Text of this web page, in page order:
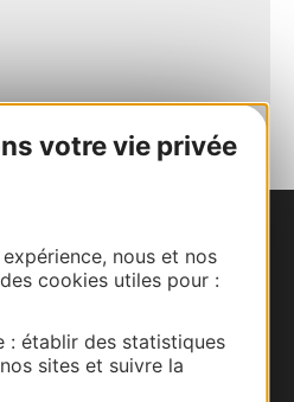
votre vie privée
nous et nos
cookies utiles pour :
: établir des statistiques
sites et suivre la